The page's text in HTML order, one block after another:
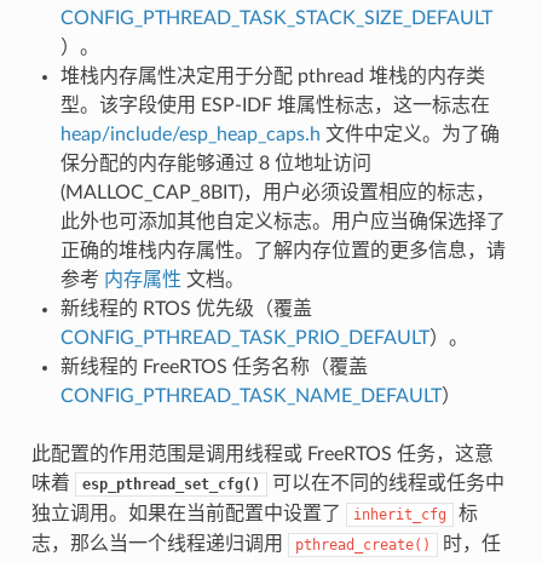
CONFIG_PTHREAD_TASK_STACK_SIZE_DEFAULT
）。
堆栈内存属性决定用于分配 pthread 堆栈的内存类
型。该字段使用 ESP-IDF 堆属性标志，这一标志在
heap/include/esp_heap_caps.h 文件中定义。为了确
保分配的内存能够通过 8 位地址访问
(MALLOC_CAP_8BIT)，用户必须设置相应的标志，
此外也可添加其他自定义标志。用户应当确保选择了
正确的堆栈内存属性。了解内存位置的更多信息，请
参考 内存属性 文档。
新线程的 RTOS 优先级（覆盖
CONFIG_PTHREAD_TASK_PRIO_DEFAULT）。
新线程的 FreeRTOS 任务名称（覆盖
CONFIG_PTHREAD_TASK_NAME_DEFAULT）
此配置的作用范围是调用线程或 FreeRTOS 任务，这意
味着
esp_pthread_set_cfg()
可以在不同的线程或任务中
独立调用。如果在当前配置中设置了
inherit_cfg
标
志，那么当一个线程递归调用
pthread_create()
时，任